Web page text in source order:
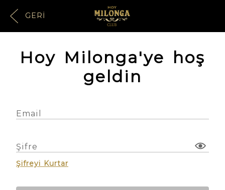
GERI
Hoy Milonga'ye hoş
geldin
Email
Şifre
Şifreyi Kurtar